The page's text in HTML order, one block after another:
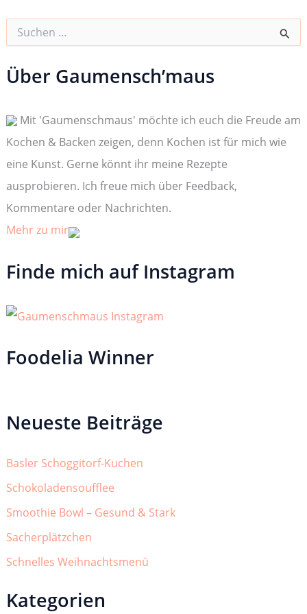
h
e
a
h
:
Über Gaumensch’maus
Mit 'Gaumenschmaus' möchte ich euch die Freude am
Kochen & Backen zeigen, denn Kochen ist für mich wie
eine Kunst. Gerne könnt ihr meine Rezepte
ausprobieren. Ich freue mich über Feedback,
Kommentare oder Nachrichten.
Mehr zu mir
Finde mich auf Instagram
Foodelia Winner
Neueste Beiträge
Basler Schoggitorf-Kuchen
Schokoladensoufflee
Smoothie Bowl – Gesund & Stark
Sacherplätzchen
Schnelles Weihnachtsmenü
Kategorien